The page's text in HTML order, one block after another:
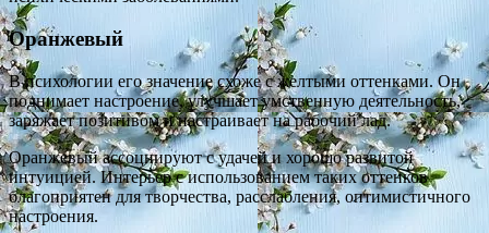
Оранжевый
В психологии его значение схоже с желтыми оттенками. Он
поднимает настроение, улучшает умственную деятельность,
заряжает позитивом и настраивает на рабочий лад.
Оранжевый ассоциируют с удачей и хорошо развитой
интуицией. Интерьер с использованием таких оттенков
благоприятен для творчества, расслабления, оптимистичного
настроения.